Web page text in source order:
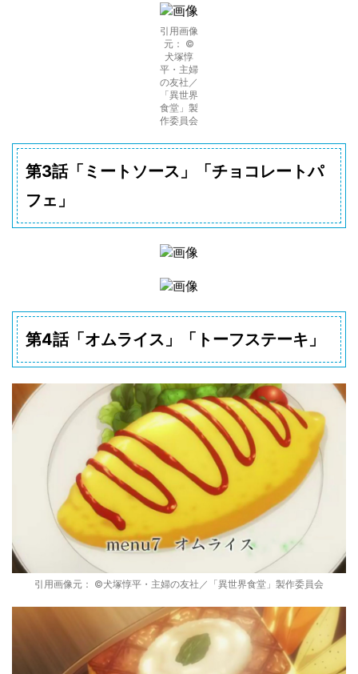
引用画像
元： ©
犬塚惇
平・主婦
の友社／
「異世界
食堂」製
作委員会
第3話「ミートソース」「チョコレートパ
フェ」
第4話「オムライス」「トーフステーキ」
引用画像元： ©犬塚惇平・主婦の友社／「異世界食堂」製作委員会